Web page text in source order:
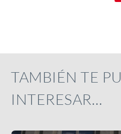
TAMBIÉN TE
INTERESAR…